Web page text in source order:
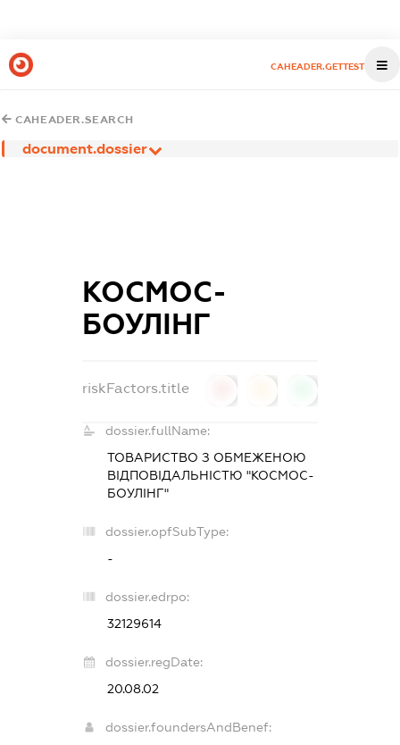
CAHEADER.GETTEST
CAHEADER.SEARCH
document.dossier
КОСМОС-
БОУЛІНГ
riskFactors.title
dossier.fullName:
ТОВАРИСТВО З ОБМЕЖЕНОЮ
ВІДПОВІДАЛЬНІСТЮ "КОСМОС-
БОУЛІНГ"
dossier.opfSubType:
-
dossier.edrpo:
32129614
dossier.regDate:
20.08.02
dossier.foundersAndBenef: